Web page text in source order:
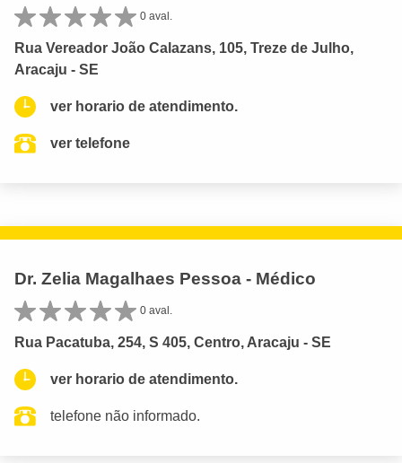
0 aval.
Rua Vereador João Calazans, 105, Treze de Julho,
Aracaju - SE
ver horario de atendimento.
ver telefone
Dr. Zelia Magalhaes Pessoa - Médico
0 aval.
Rua Pacatuba, 254, S 405, Centro, Aracaju - SE
ver horario de atendimento.
telefone não informado.